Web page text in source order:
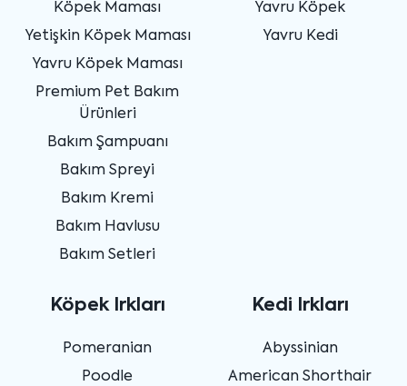
Köpek Maması
Yetişkin Köpek Maması
Yavru Köpek Maması
Premium Pet Bakım
Ürünleri
Bakım Şampuanı
Bakım Spreyi
Bakım Kremi
Bakım Havlusu
Bakım Setleri
Yavru Köpek
Yavru Kedi
Köpek Irkları
Pomeranian
Poodle
Kedi Irkları
Abyssinian
American Shorthair